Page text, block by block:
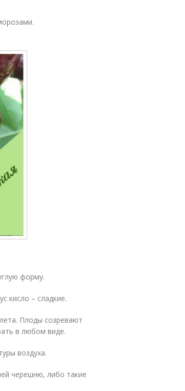
форму.
кисло – сладкие.
Плоды созревают
в любом виде.
воздуха.
черешню, либо такие